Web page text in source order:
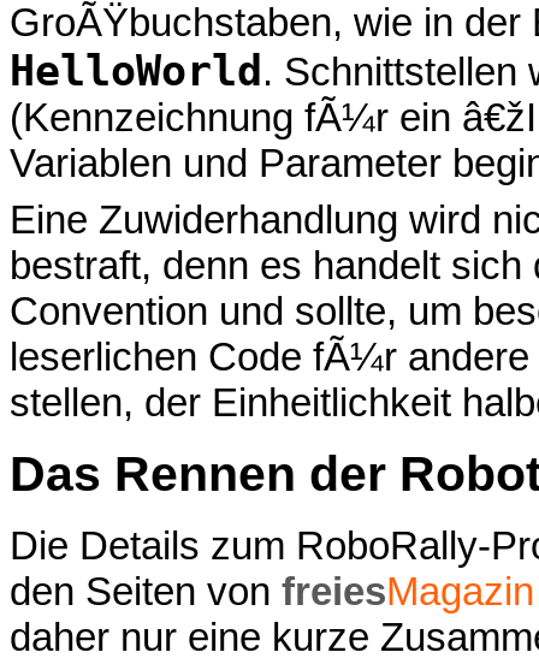
GroÃŸbuchstaben, wie in
HelloWorld. Schnittstellen
(Kennzeichnung fÃ¼r ein
Variablen und Parameter
Eine Zuwiderhandlung wird
bestraft, denn es handelt
Convention und sollte, um
leserlichen Code fÃ¼r
stellen, der Einheitlichkeit
Das Rennen der
Die Details zum RoboRally-
den Seiten von freiesMagazin
daher nur eine kurze